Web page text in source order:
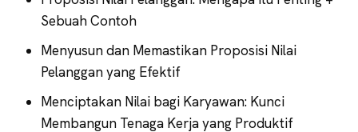
Sebuah Contoh
Menyusun dan Memastikan Proposisi Nilai
Pelanggan yang Efektif
Menciptakan Nilai bagi Karyawan: Kunci
Membangun Tenaga Kerja yang Produktif